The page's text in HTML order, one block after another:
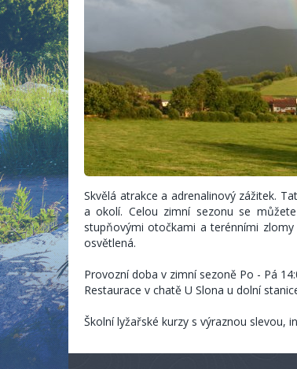
Skvělá atrakce a adrenalinový zážitek.
a okolí. Celou zimní sezonu se
stupňovými otočkami a terénními
osvětlená.
Provozní doba v zimní sezoně Po - Pá
Restaurace v chatě U Slona u dolní
Školní lyžařské kurzy s výraznou slevou,